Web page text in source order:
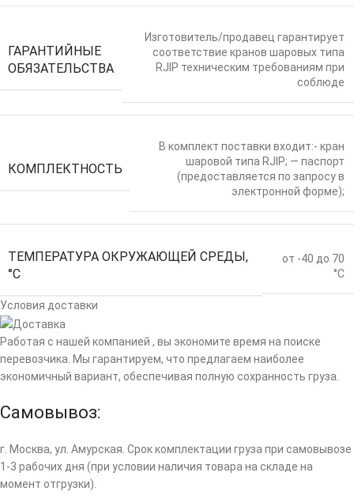
ГАРАНТИЙНЫЕ
ОБЯЗАТЕЛЬСТВА
Изготовитель/продавец гарантирует
соответствие кранов шаровых типа
RJIP техническим требованиям при
соблюде
КОМПЛЕКТНОСТЬ
В комплект поставки входит:- кран
шаровой типа RJIP; — паспорт
(предоставляется по запросу в
электронной форме);
ТЕМПЕРАТУРА ОКРУЖАЮЩЕЙ СРЕДЫ,
°С
от -40 до 70
°C
Условия доставки
Работая с нашей компанией , вы экономите время на поиске
перевозчика. Мы гарантируем, что предлагаем наиболее
экономичный вариант, обеспечивая полную сохранность груза.
Самовывоз:
г. Москва, ул. Амурская. Срок комплектации груза при самовывозе
1-3 рабочих дня (при условии наличия товара на складе на
момент отгрузки).